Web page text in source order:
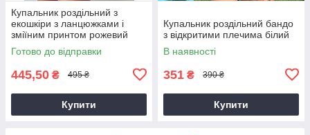
Купальник роздільний з
екошкіри з ланцюжками і
зміїним принтом рожевий
Готово до відправки
445,50 ₴ 495 ₴
Купити
Купальник роздільний бандо
з відкритими плечима білий
В наявності
351 ₴ 390 ₴
Купити